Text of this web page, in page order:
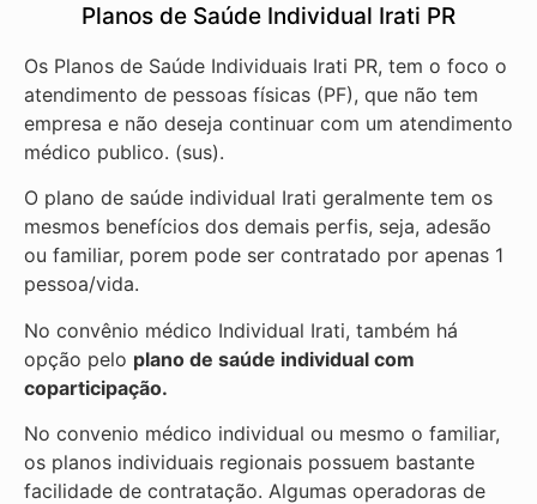
Planos de Saúde Individual Irati PR
Os Planos de Saúde Individuais Irati PR, tem o foco o
atendimento de pessoas físicas (PF), que não tem
empresa e não deseja continuar com um atendimento
médico publico. (sus).
O plano de saúde individual Irati geralmente tem os
mesmos benefícios dos demais perfis, seja, adesão
ou familiar, porem pode ser contratado por apenas 1
pessoa/vida.
No convênio médico Individual Irati, também há
opção pelo plano de saúde individual com
coparticipação.
No convenio médico individual ou mesmo o familiar,
os planos individuais regionais possuem bastante
facilidade de contratação. Algumas operadoras de